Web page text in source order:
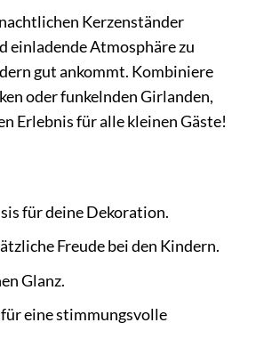
Kerzenständer
einladende Atmosphäre zu
gut ankommt. Kombiniere
oder funkelnden Girlanden,
Erlebnis für alle kleinen Gäste!
für deine Dekoration.
Freude bei den Kindern.
Glanz.
eine stimmungsvolle